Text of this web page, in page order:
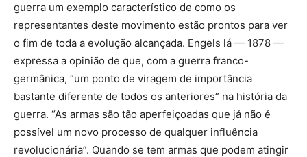
guerra um exemplo característico de como os
representantes deste movimento estão prontos para ver
o fim de toda a evolução alcançada. Engels lá — 1878 —
expressa a opinião de que, com a guerra franco-
germânica, “um ponto de viragem de importância
bastante diferente de todos os anteriores” na história da
guerra. “As armas são tão aperfeiçoadas que já não é
possível um novo processo de qualquer influência
revolucionária”. Quando se tem armas que podem atingir